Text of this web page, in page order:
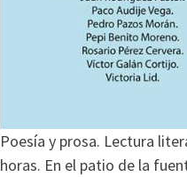
Poesía y prosa. Lectura
horas. En el patio de la